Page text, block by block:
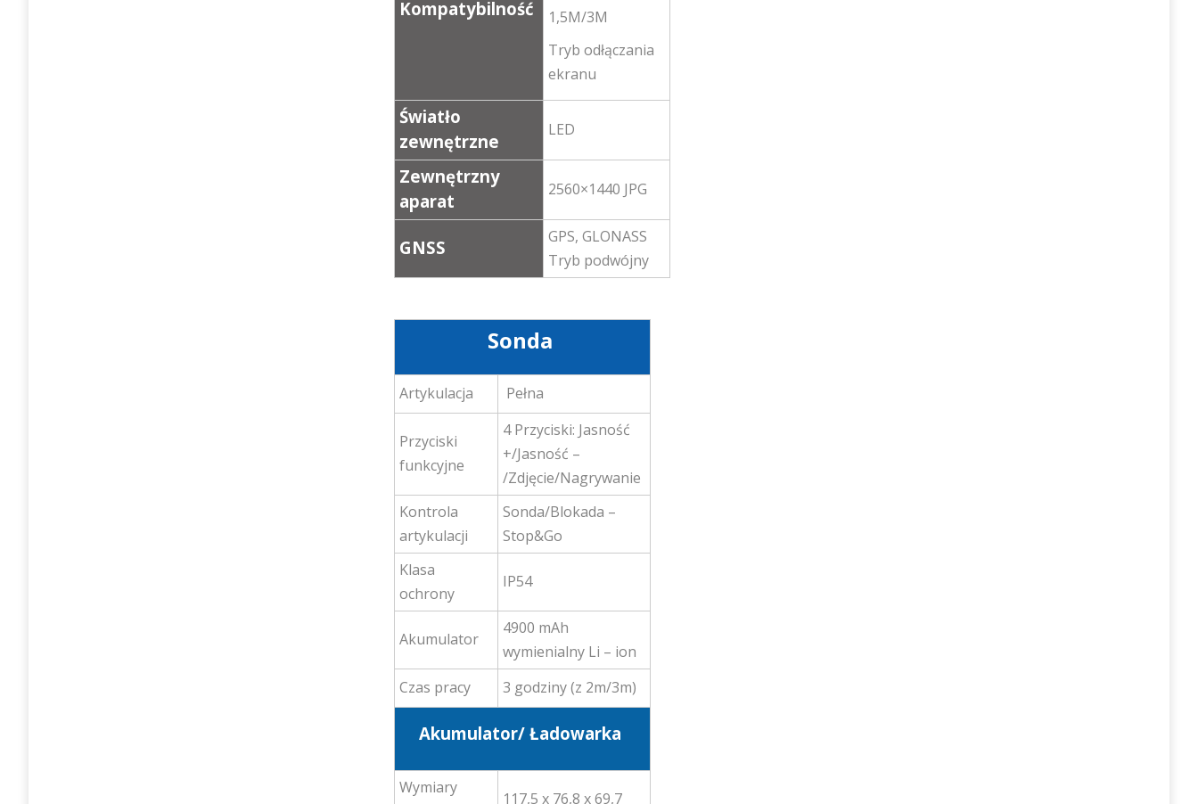
Kompatybilność
1,5M/3M
Tryb odłączania
ekranu
Światło
zewnętrzne
LED
Zewnętrzny
aparat
2560×1440 JPG
GNSS
GPS, GLONASS
Tryb podwójny
Sonda
Artykulacja Pełna
Przyciski
funkcyjne
4 Przyciski: Jasność
+/Jasność –
/Zdjęcie/Nagrywanie
Kontrola
artykulacji
Sonda/Blokada –
Stop&Go
Klasa
ochrony
IP54
Akumulator
4900 mAh
wymienialny Li – ion
Czas pracy
3 godziny (z 2m/3m)
Akumulator/ Ładowarka
Wymiary
117,5 x 76,8 x 69,7